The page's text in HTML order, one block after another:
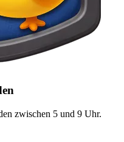
zwischen 5 und 9 Uhr.